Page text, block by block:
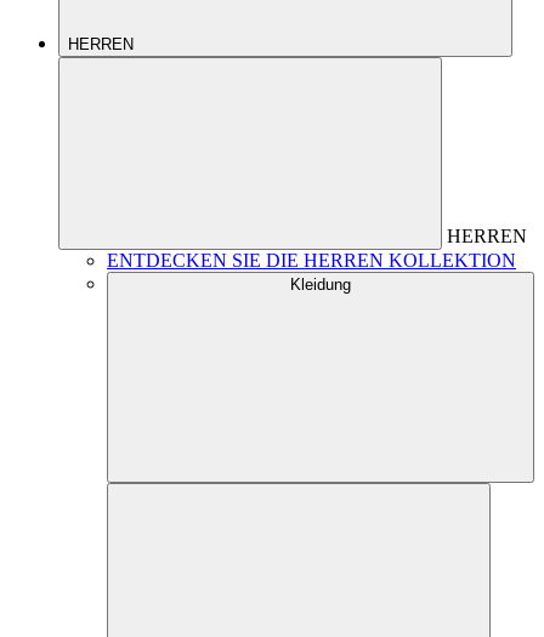
HERREN
HERREN
ENTDECKEN SIE DIE HERREN KOLLEKTION
Kleidung